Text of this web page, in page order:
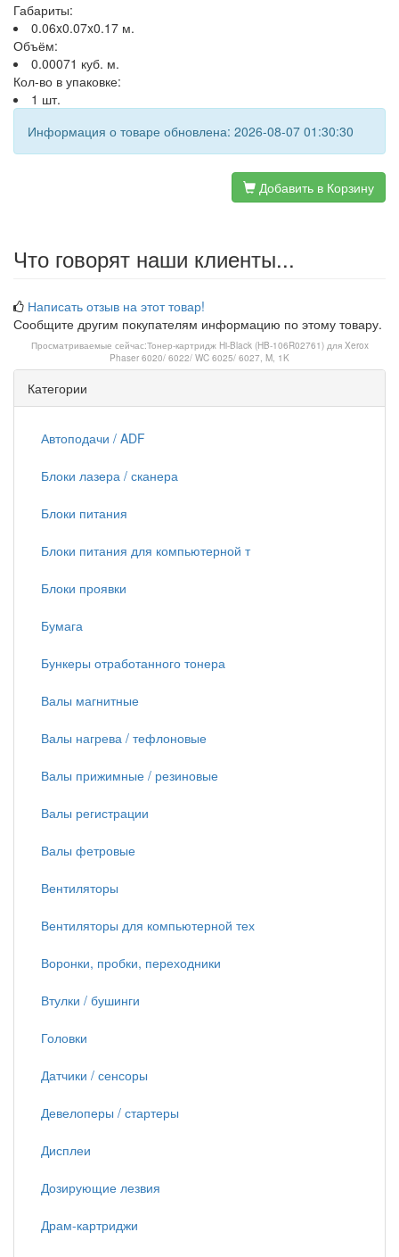
Габариты:
0.06x0.07x0.17 м.
Объём:
0.00071 куб. м.
Кол-во в упаковке:
1 шт.
Информация о товаре обновлена: 2026-08-07 01:30:30
Добавить в Корзину
Что говорят наши клиенты...
Написать отзыв на этот товар!
Сообщите другим покупателям информацию по этому товару.
Просматриваемые сейчас:Тонер-картридж Hi-Black (HB-106R02761) для Xerox
Phaser 6020/ 6022/ WC 6025/ 6027, M, 1K
Категории
Автоподачи / ADF
Блоки лазера / сканера
Блоки питания
Блоки питания для компьютерной т
Блоки проявки
Бумага
Бункеры отработанного тонера
Валы магнитные
Валы нагрева / тефлоновые
Валы прижимные / резиновые
Валы регистрации
Валы фетровые
Вентиляторы
Вентиляторы для компьютерной тех
Воронки, пробки, переходники
Втулки / бушинги
Головки
Датчики / сенсоры
Девелоперы / стартеры
Дисплеи
Дозирующие лезвия
Драм-картриджи